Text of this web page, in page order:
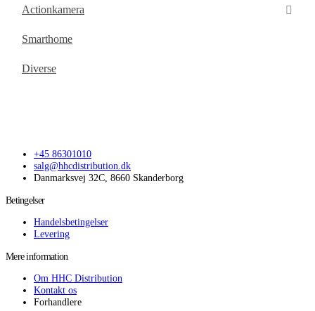
Actionkamera
Smarthome
Diverse
+45 86301010
salg@hhcdistribution.dk
Danmarksvej 32C, 8660 Skanderborg
Betingelser
Handelsbetingelser
Levering
Mere information
Om HHC Distribution
Kontakt os
Forhandlere